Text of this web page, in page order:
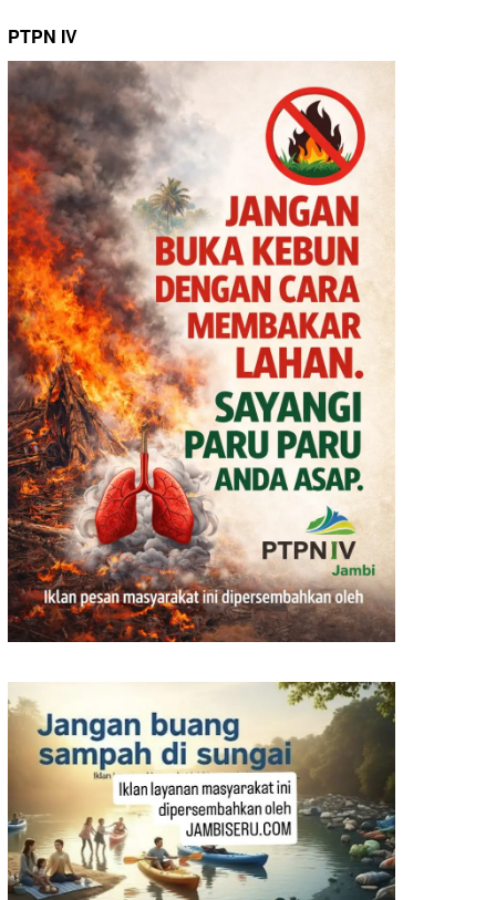
PTPN IV